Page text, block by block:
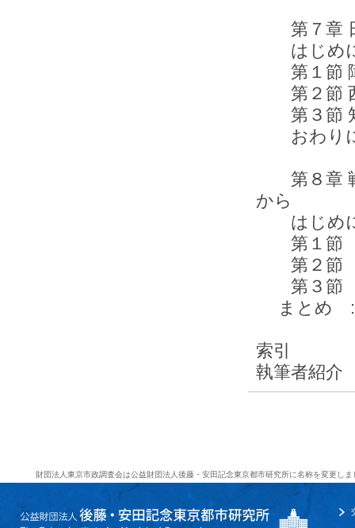
第７章 日
はじめ
第１節 障
第２節 西
第３節 知
おわ
第８章 戦
から
はじめ
第１節
第２節
第３節
まとめ :
索引
執筆者紹介
財団法人東京市政調査会は公益財団法人後藤・安田記念東京都市研究所に名称を変更しま